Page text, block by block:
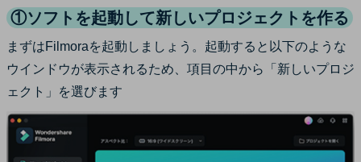
①ソフトを起動して新しいプロジェクトを作る
まずはFilmoraを起動しましょう。起動すると以下のような
ウインドウが表示されるため、項目の中から「新しいプロジ
ェクト」を選びます